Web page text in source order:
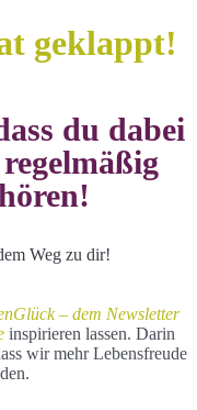
geklappt!
du dabei
Weg zu dir!
– dem Newsletter
inspirieren lassen. Darin
wir mehr Lebensfreude